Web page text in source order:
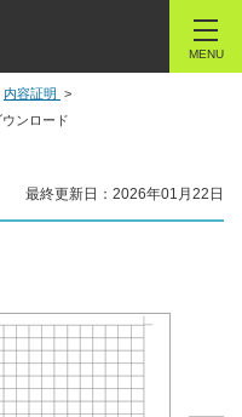
MENU
内容証明
ンロード
最終更新日：2026年01月22日